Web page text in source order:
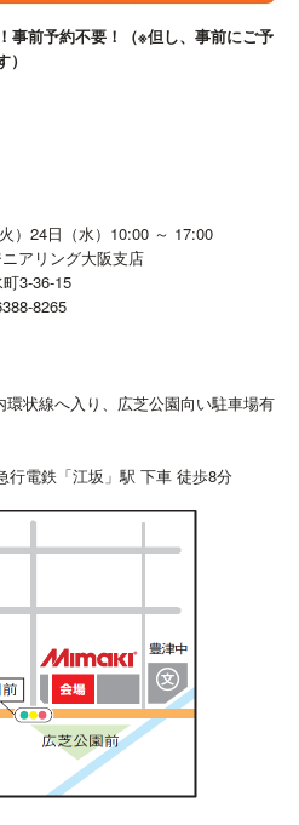
事前予約不要！（※但し、事前にご予
）24日（水）10:00 ～ 17:00
アリング大阪支店
3-36-15
8265
状線へ入り、広芝公園向い駐車場有
行電鉄「江坂」駅 下車 徒歩8分